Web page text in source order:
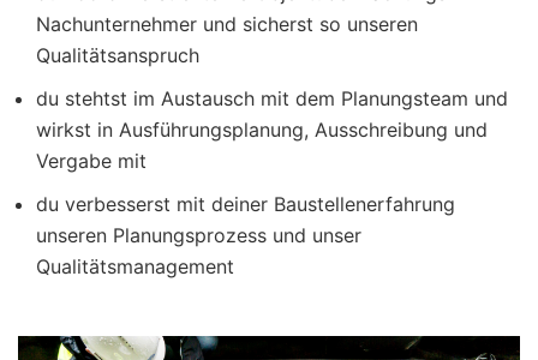
Nachunternehmer und sicherst so unseren
Qualitätsanspruch
du stehtst im Austausch mit dem Planungsteam und
wirkst in Ausführungsplanung, Ausschreibung und
Vergabe mit
du verbesserst mit deiner Baustellenerfahrung
unseren Planungsprozess und unser
Qualitätsmanagement